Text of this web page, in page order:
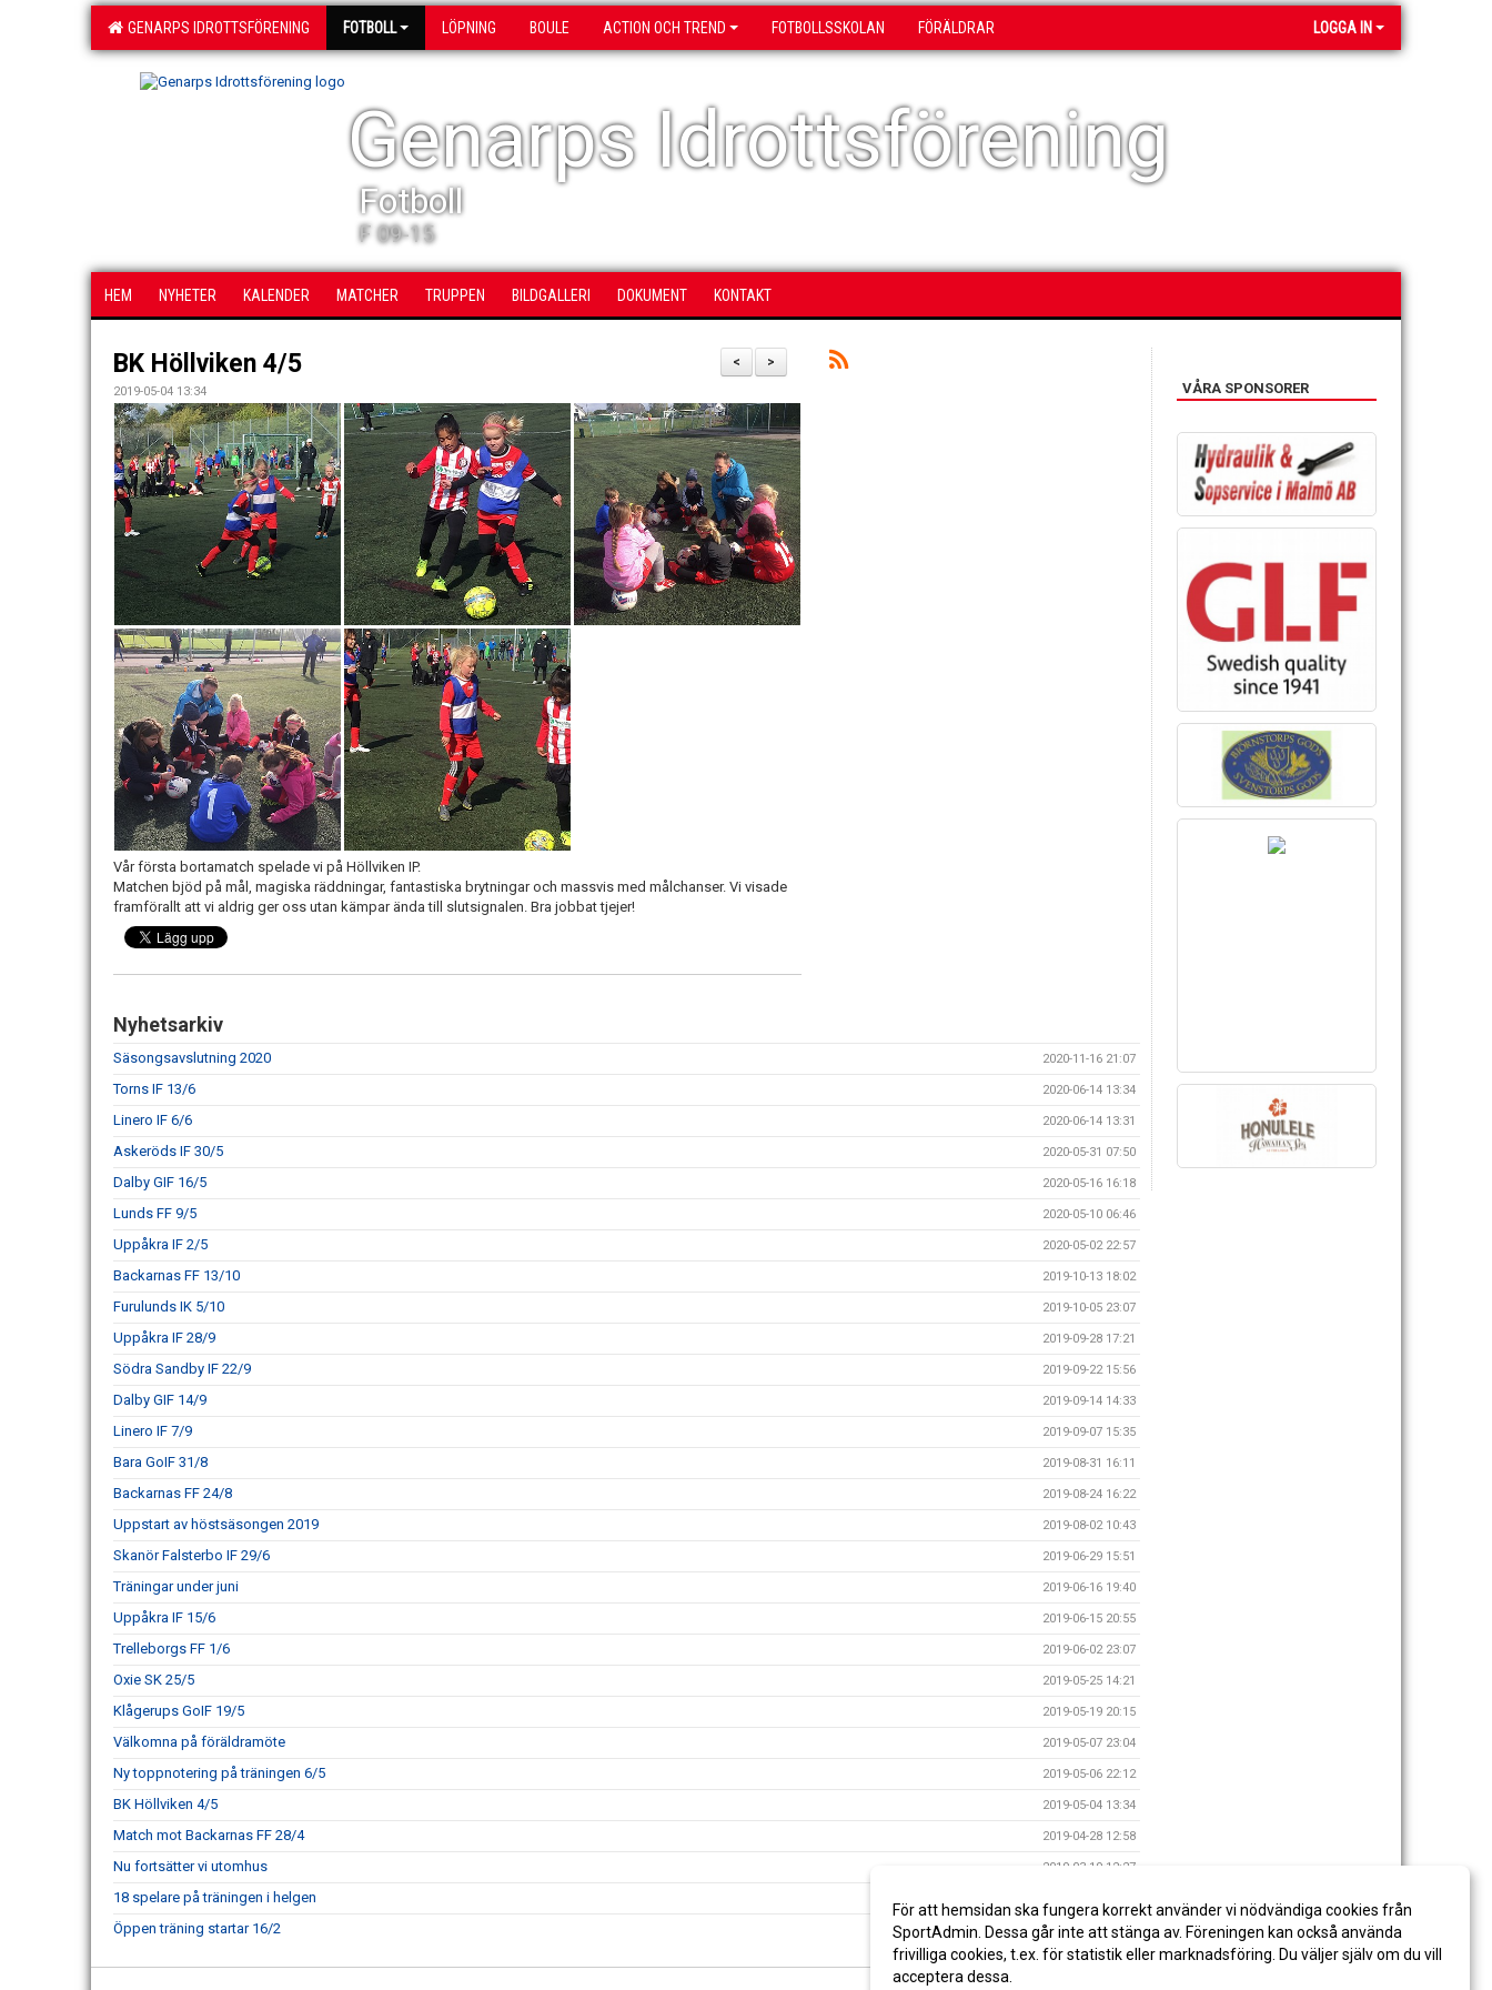
GENARPS IDROTTSFÖRENING FOTBOLL LÖPNING BOULE ACTION OCH TREND FOTBOLLSSKOLAN FÖRÄLDRAR LOGGA IN
Genarps Idrottsförening
Fotboll
F 09-15
HEM NYHETER KALENDER MATCHER TRUPPEN BILDGALLERI DOKUMENT KONTAKT
>
<
BK Höllviken 4/5
2019-05-04 13:34
Vår första bortamatch spelade vi på Höllviken IP.
Matchen bjöd på mål, magiska räddningar, fantastiska brytningar och massvis med målchanser. Vi visade
framförallt att vi aldrig ger oss utan kämpar ända till slutsignalen. Bra jobbat tjejer!
Nyhetsarkiv
Säsongsavslutning 2020 2020-11-16 21:07
Torns IF 13/6 2020-06-14 13:34
Linero IF 6/6 2020-06-14 13:31
Askeröds IF 30/5 2020-05-31 07:50
Dalby GIF 16/5 2020-05-16 16:18
Lunds FF 9/5 2020-05-10 06:46
Uppåkra IF 2/5 2020-05-02 22:57
Backarnas FF 13/10 2019-10-13 18:02
Furulunds IK 5/10 2019-10-05 23:07
Uppåkra IF 28/9 2019-09-28 17:21
Södra Sandby IF 22/9 2019-09-22 15:56
Dalby GIF 14/9 2019-09-14 14:33
Linero IF 7/9 2019-09-07 15:35
Bara GoIF 31/8 2019-08-31 16:11
Backarnas FF 24/8 2019-08-24 16:22
Uppstart av höstsäsongen 2019 2019-08-02 10:43
Skanör Falsterbo IF 29/6 2019-06-29 15:51
Träningar under juni 2019-06-16 19:40
Uppåkra IF 15/6 2019-06-15 20:55
Trelleborgs FF 1/6 2019-06-02 23:07
Oxie SK 25/5 2019-05-25 14:21
Klågerups GoIF 19/5 2019-05-19 20:15
Välkomna på föräldramöte 2019-05-07 23:04
Ny toppnotering på träningen 6/5 2019-05-06 22:12
BK Höllviken 4/5 2019-05-04 13:34
Match mot Backarnas FF 28/4 2019-04-28 12:58
Nu fortsätter vi utomhus 2019-03-19 12:27
18 spelare på träningen i helgen
Öppen träning startar 16/2 2019-01-31 20:51
VÅRA SPONSORER
För att hemsidan ska fungera korrekt använder vi nödvändiga cookies från
SportAdmin. Dessa går inte att stänga av. Föreningen kan också använda
frivilliga cookies, t.ex. för statistik eller marknadsföring. Du väljer själv om du vill
acceptera dessa.